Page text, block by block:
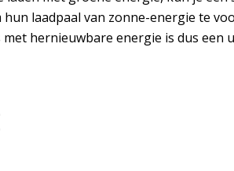
laadpaal van zonne-energie te
hernieuwbare energie is dus